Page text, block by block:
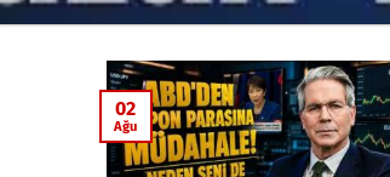
02
Ağu